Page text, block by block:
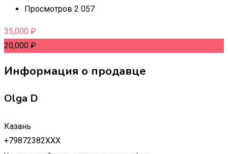
Просмотров 2 057
35,000 ₽
20,000 ₽
Информация о продавце
Olga D
Казань
+79872382XXX